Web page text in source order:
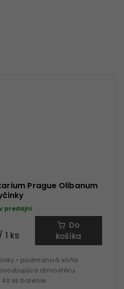
Prague Olibanum
predajni
ks
Do
košíka
• podmanivá vôňa
atmosféru
40 ks balenie